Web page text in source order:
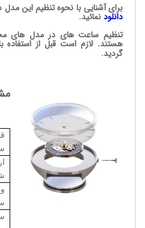
برای آشنایی با نحوه تنظیم این مدل
دانلودنمائید.
هستند. لازم است قبل از استفاده
گردید.